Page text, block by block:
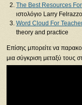
The Best Resources
ιστολόγιο Larry
Word Cloud For
theory and practice
Επίσης μπορείτε να
μια σύγκριση μεταξύ τους